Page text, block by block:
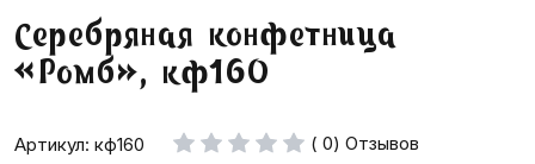
Серебряная конфетница
«Ромб», кф160
Артикул: кф160 ( 0) Отзывов